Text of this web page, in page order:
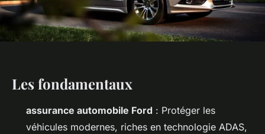
Les fondamentaux
assurance automobile Ford : Protéger les
véhicules modernes, riches en technologie ADAS,